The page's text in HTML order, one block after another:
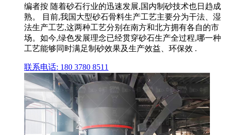
编者按 随着砂石行业的迅速发展,国内制砂技术也日趋成
熟。 目前,我国大型砂石骨料生产工艺主要分为干法、湿
法生产工艺,这两种工艺分别在南方和北方拥有各自的市
场。如今,绿色发展理念已经贯穿砂石生产全过程,哪一种
工艺能够同时满足制砂效果及生产效益、环保效 .
联系电话: 180 3780 8511